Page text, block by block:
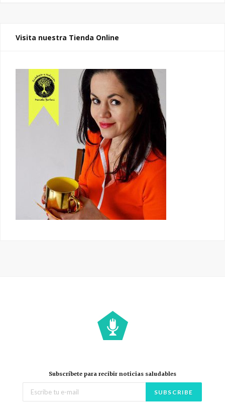
Visita nuestra Tienda Online
Subscríbete para recibir noticias saludables